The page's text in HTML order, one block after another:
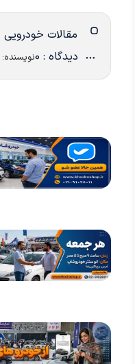
مقالات خودرویی
دیدگاه : 0 نویسنده: